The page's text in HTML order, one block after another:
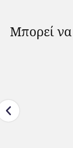
Μπορεί